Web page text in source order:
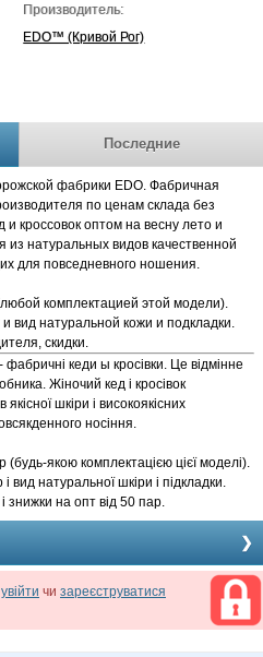
Производитель:
EDO™ (Кривой Рог)
Последние
фабрики EDO. Фабричная
по ценам склада без
кроссовок оптом на весну лето и
из натуральных видов качественной
для повседневного ношения.
комплектацией этой модели).
вид натуральной кожи и подкладки.
скидки.
кеди ы кросівки. Це відмінне
Жіночий кед і кросівок
шкіри і високоякісних
носіння.
(будь-якою комплектацією цієї моделі).
вид натуральної шкіри і підкладки.
знижки на опт від 50 пар.
увійти чи зареєструватися